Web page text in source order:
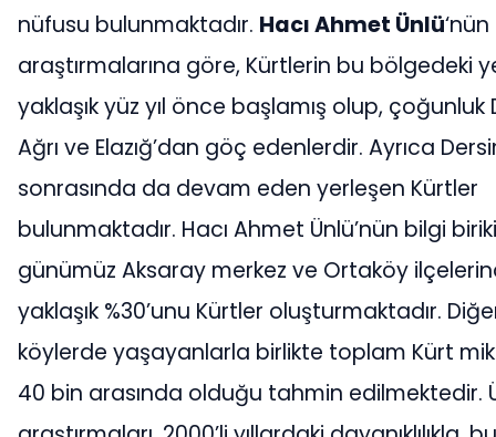
nüfusu bulunmaktadır. Hacı Ahmet Ünlü‘nün
araştırmalarına göre, Kürtlerin bu bölgedeki
yaklaşık yüz yıl önce başlamış olup, çoğunluk
Ağrı ve Elazığ’dan göç edenlerdir. Ayrıca
sonrasında da devam eden yerleşen Kürtler
bulunmaktadır. Hacı Ahmet Ünlü’nün bilgi
günümüz Aksaray merkez ve Ortaköy
yaklaşık %30’unu Kürtler oluşturmaktadır.
köylerde yaşayanlarla birlikte toplam Kürt
40 bin arasında olduğu tahmin edilmektedir.